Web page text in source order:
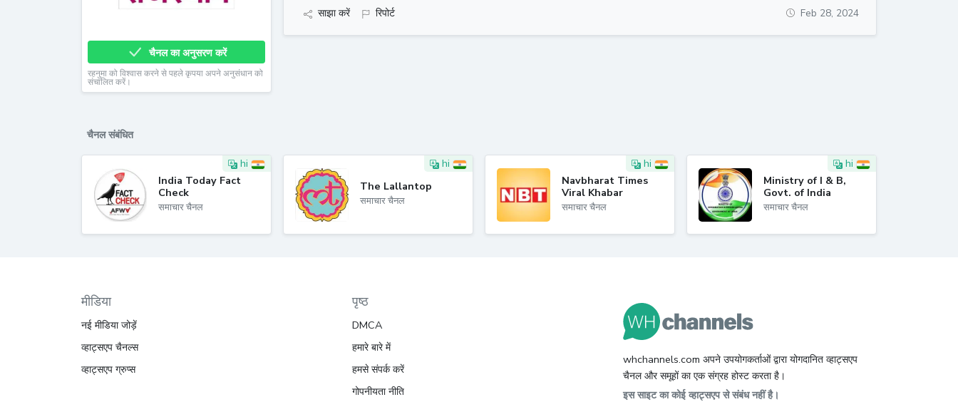
चैनल का अनुसरण करें
रहनुमा को विश्वास करने से पहले कृपया अपने अनुसंधान को
संचालित करें।
साझा करें रिपोर्ट Feb 28, 2024
चैनल संबंधित
hi
India Today Fact
Check
समाचार चैनल
hi
The Lallantop
समाचार चैनल
hi
Navbharat Times
Viral Khabar
समाचार चैनल
hi
Ministry of I & B,
Govt. of India
समाचार चैनल
मीडिया
नई मीडिया जोड़ें
व्हाट्सएप चैनल्स
व्हाट्सएप ग्रुप्स
पृष्ठ
DMCA
हमारे बारे में
हमसे संपर्क करें
गोपनीयता नीति
whchannels.com अपने उपयोगकर्ताओं द्वारा योगदानित व्हाट्सएप
चैनल और समूहों का एक संग्रह होस्ट करता है।
इस साइट का कोई व्हाट्सएप से संबंध नहीं है।